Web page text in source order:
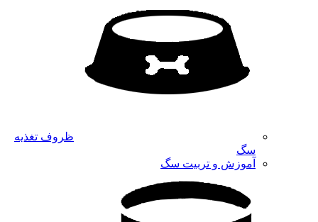
ظروف تغذیه
سگ
آموزش و تربیت سگ